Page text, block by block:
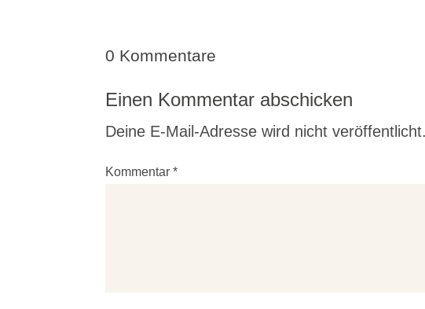
0 Kommentare
Einen Kommentar abschicken
Deine E-Mail-Adresse wird nicht veröffentlicht.
Kommentar*